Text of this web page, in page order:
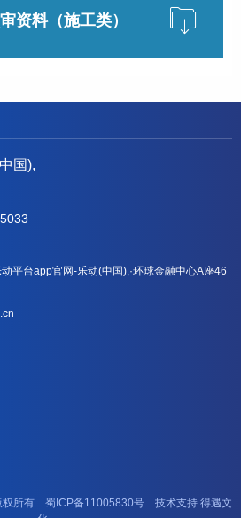
资料（施工类）
国),
平台app官网-乐动(中国),·环球金融中心A座46
权所有 蜀ICP备11005830号技术支持 得遇文